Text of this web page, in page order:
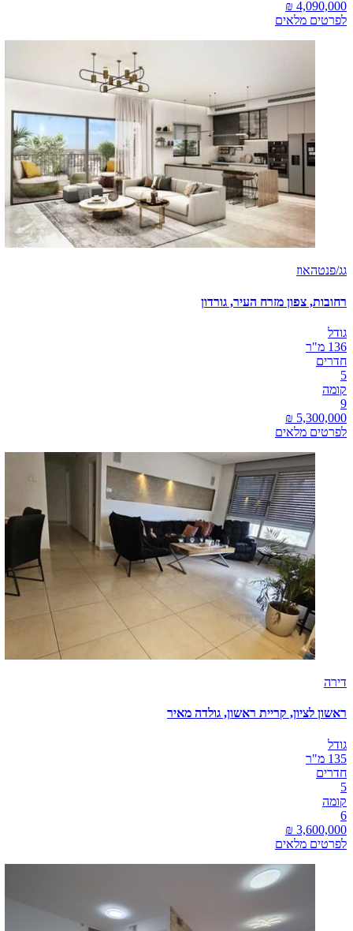
לפרטים מלאים
גג/פנטהאוז
רחובות, צפון מזרח העיר, גורדון
גודל
136 מ"ר
חדרים
5
קומה
9
לפרטים מלאים
דירה
ראשון לציון, קריית ראשון, גולדה מאיר
גודל
135 מ"ר
חדרים
5
קומה
6
לפרטים מלאים